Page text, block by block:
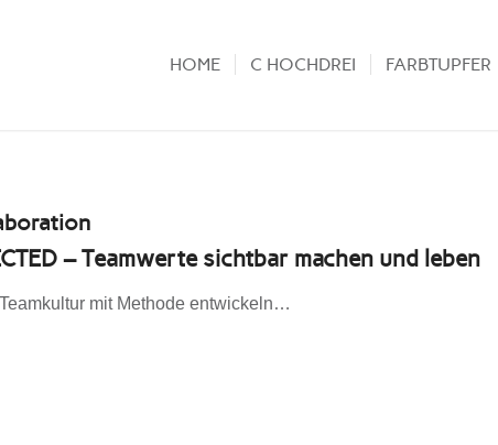
HOME C HOCHDREI FARBTUPFER
– Teamwerte sichtbar machen und leben
mit Methode entwickeln…